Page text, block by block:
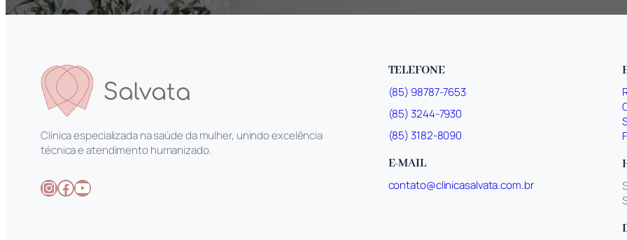
Clínica especializada na saúde da mulher, unindo excelência
técnica e atendimento humanizado.
InstagramFacebook Youtube
TELEFONE
(85) 98787-7653
(85) 3244-7930
(85) 3182-8090
E-MAIL
contato@clinicasalvata.com.br